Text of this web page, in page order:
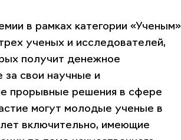
в рамках категории «Ученым»
ученых и исследователей,
получит денежное
за свои научные и
прорывные решения в сфере
могут молодые ученые в
включительно, имеющие